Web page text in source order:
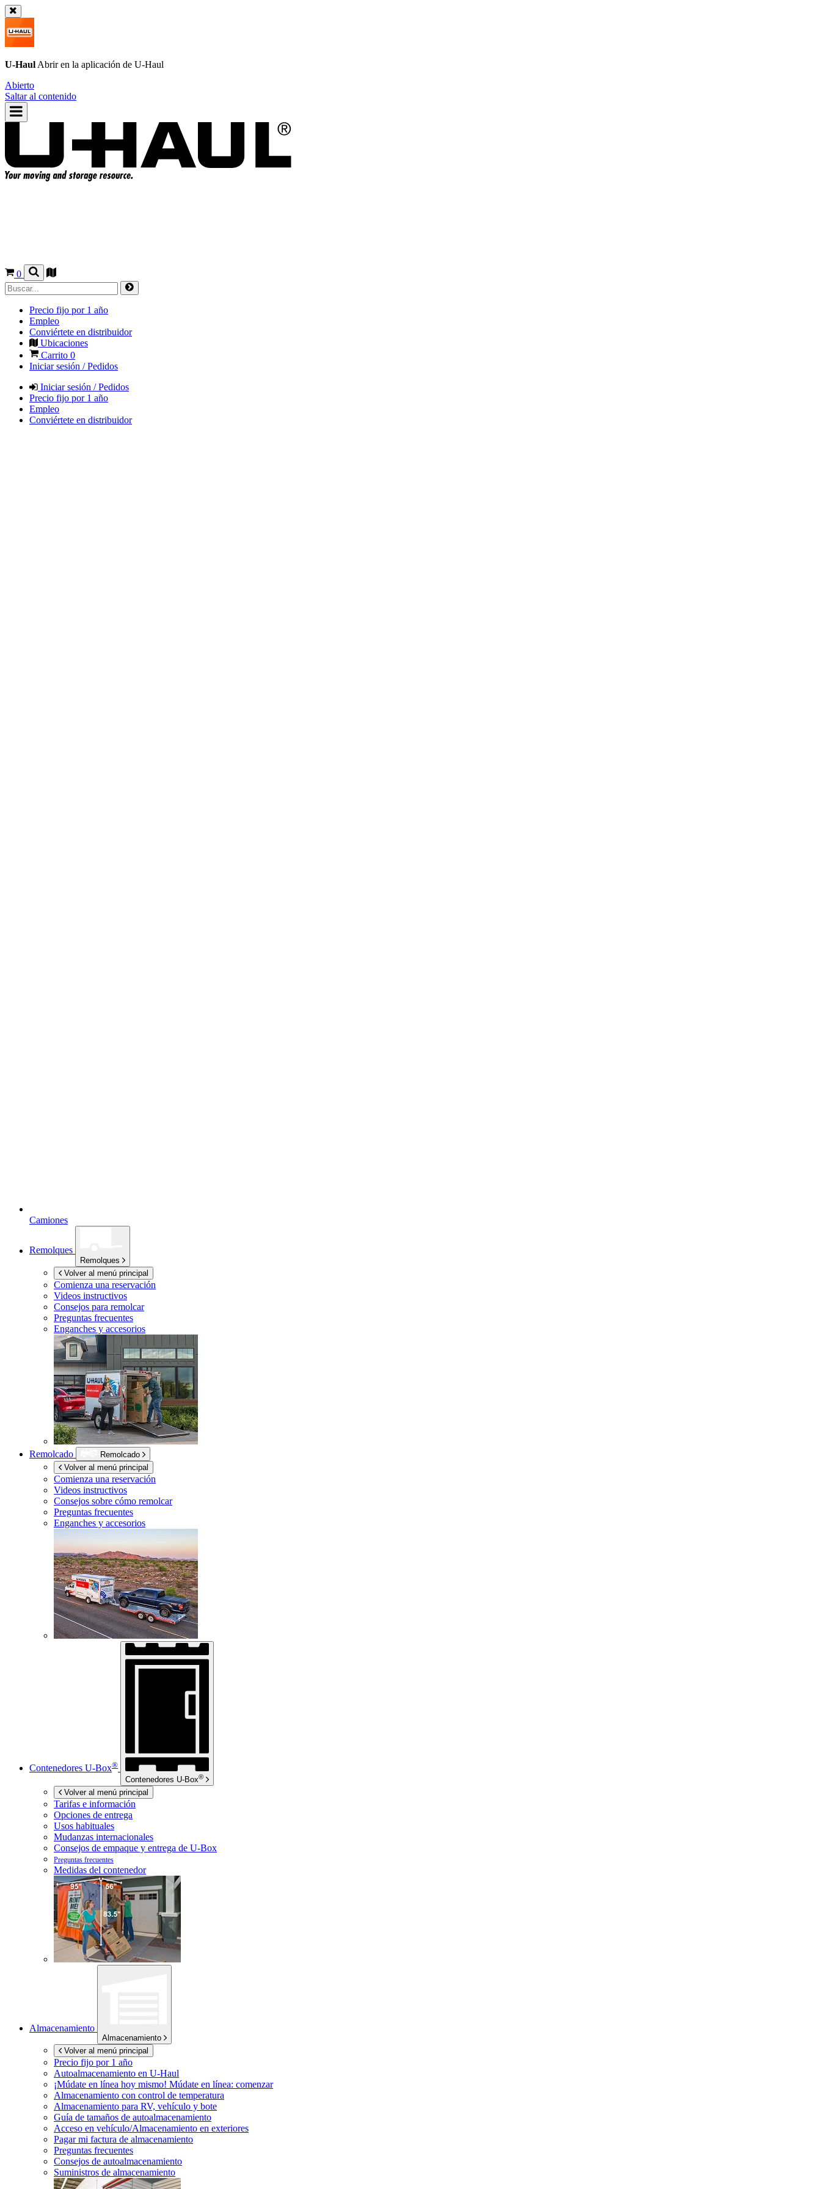
U-Haul Abrir en la aplicación de U-Haul
Abierto
Saltar al contenido
0
Precio fijo por 1 año
Empleo
Conviértete en distribuidor
Ubicaciones
Carrito 0
Iniciar sesión / Pedidos
Iniciar sesión / Pedidos
Precio fijo por 1 año
Empleo
Conviértete en distribuidor
Camiones
Remolques
Remolques
Volver al menú principal
Comienza una reservación
Videos instructivos
Consejos para remolcar
Preguntas frecuentes
Enganches y accesorios
Remolcado
Remolcado
Volver al menú principal
Comienza una reservación
Videos instructivos
Consejos sobre cómo remolcar
Preguntas frecuentes
Enganches y accesorios
Contenedores U-Box®
Contenedores U-Box®
Volver al menú principal
Tarifas e información
Opciones de entrega
Usos habituales
Mudanzas internacionales
Consejos de empaque y entrega de U-Box
Preguntas frecuentes
Medidas del contenedor
Almacenamiento
Almacenamiento
Volver al menú principal
Precio fijo por 1 año
Autoalmacenamiento en U-Haul
¡Múdate en línea hoy mismo! Múdate en línea: comenzar
Almacenamiento con control de temperatura
Almacenamiento para RV, vehículo y bote
Guía de tamaños de autoalmacenamiento
Acceso en vehículo/Almacenamiento en exteriores
Pagar mi factura de almacenamiento
Preguntas frecuentes
Consejos de autoalmacenamiento
Suministros de almacenamiento